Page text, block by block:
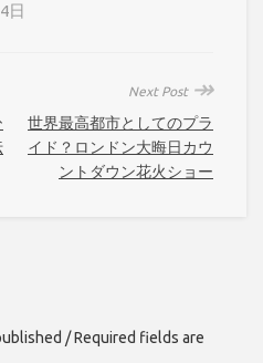
日
Next Post ↠
世界最高都市としてのプラ
イド？ロンドン大晦日カウ
ントダウン花火ショー
/ Required fields are